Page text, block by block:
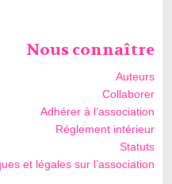
Nous connaître
Auteurs
Collaborer
Adhérer à l’association
Réglement intérieur
Statuts
et légales sur l’association